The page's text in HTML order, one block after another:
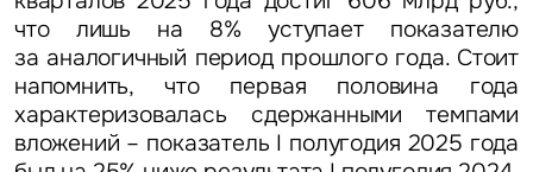
что лишь на 8% уступает показателю
за аналогичный период прошлого года. Стоит
напомнить, что первая половина года
характеризовалась сдержанными темпами
вложений – показатель I полугодия 2025 года